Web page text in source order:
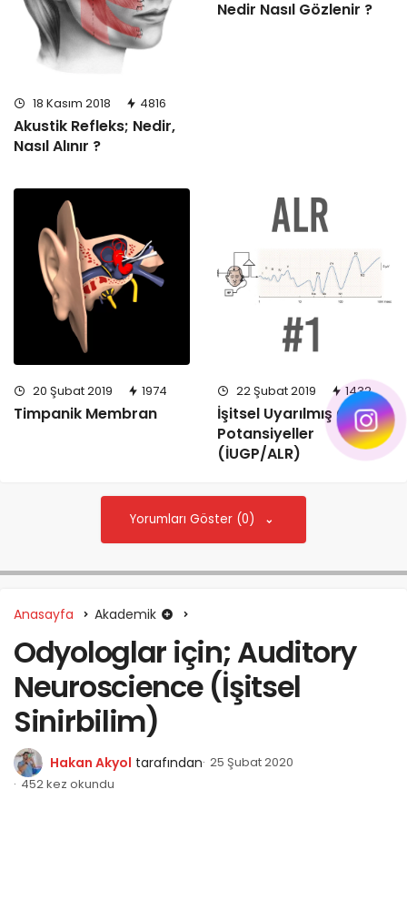
18 Kasım 2018 4816
Akustik Refleks; Nedir,
Nasıl Alınır ?
Nedir Nasıl Gözlenir ?
20 Şubat 2019 1974
Timpanik Membran
22 Şubat 2019 1432
İşitsel Uyarılmış Geç
Potansiyeller
(İUGP/ALR)
Yorumları Göster (0)
Anasayfa Akademik
Odyologlar için; Auditory
Neuroscience (İşitsel
Sinirbilim)
Hakan Akyol tarafından 25 Şubat 2020
452 kez okundu